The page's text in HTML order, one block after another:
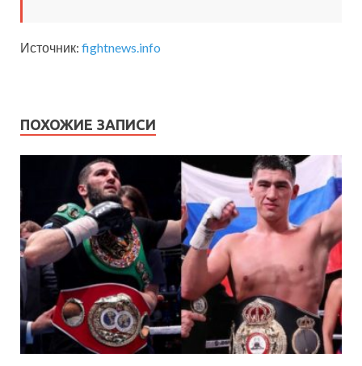
Источник: fightnews.info
ПОХОЖИЕ ЗАПИСИ